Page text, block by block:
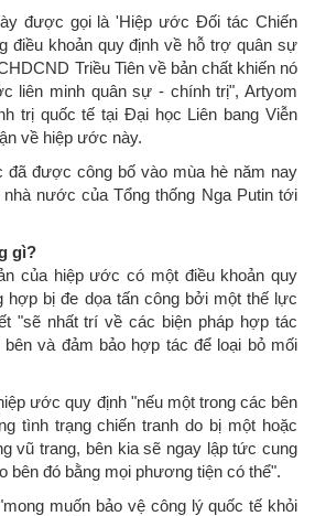
được gọi là 'Hiệp ước Đối tác Chiến
điều khoản quy định về hỗ trợ quân sự
Triều Tiên về bản chất khiến nó
liên minh quân sự - chính trị", Artyom
trị quốc tế tại Đại học Liên bang Viễn
về hiệp ước này.
đã được công bố vào mùa hè năm nay
nước của Tổng thống Nga Putin tới
gì?
của hiệp ước có một điều khoản quy
hợp bị đe dọa tấn công bởi một thế lực
"sẽ nhất trí về các biện pháp hợp tác
và đảm bảo hợp tác để loại bỏ mối
ước quy định "nếu một trong các bên
tình trạng chiến tranh do bị một hoặc
vũ trang, bên kia sẽ ngay lập tức cung
bên đó bằng mọi phương tiện có thể".
muốn bảo vệ công lý quốc tế khỏi